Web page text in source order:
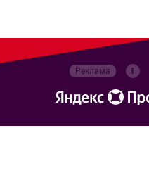
Реклама